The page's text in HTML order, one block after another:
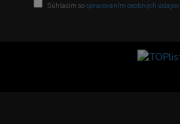
Súhlasím sospracovaním osobných údajov